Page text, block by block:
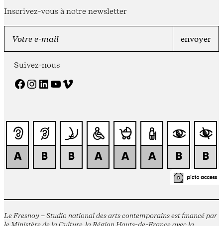
Inscrivez-vous à notre newsletter
Suivez-nous
Facebook Instagram LinkedIn YouTube Vimeo
Le Fresnoy – Studio national des arts contemporains est financé par